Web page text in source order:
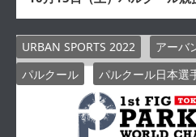
URBAN SPORTS 2022
アーバ
パルクール
パルクール日本選